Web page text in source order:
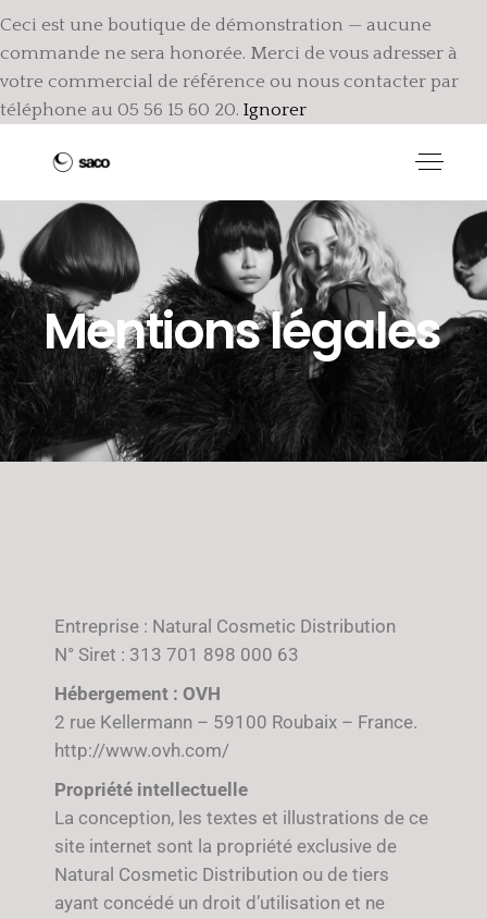
Ceci est une boutique de démonstration — aucune
commande ne sera honorée. Merci de vous adresser à
votre commercial de référence ou nous contacter par
téléphone au 05 56 15 60 20. Ignorer
Mentions légales
Entreprise : Natural Cosmetic Distribution
N° Siret : 313 701 898 000 63
Hébergement : OVH
2 rue Kellermann – 59100 Roubaix – France.
http://www.ovh.com/
Propriété intellectuelle
La conception, les textes et illustrations de ce
site internet sont la propriété exclusive de
Natural Cosmetic Distribution ou de tiers
ayant concédé un droit d’utilisation et ne